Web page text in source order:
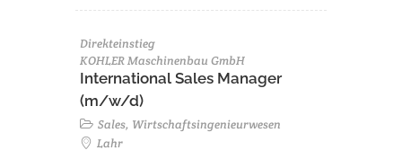
Direkteinstieg
KOHLER Maschinenbau GmbH
International Sales Manager
(m/w/d)
Sales, Wirtschaftsingenieurwesen
Lahr